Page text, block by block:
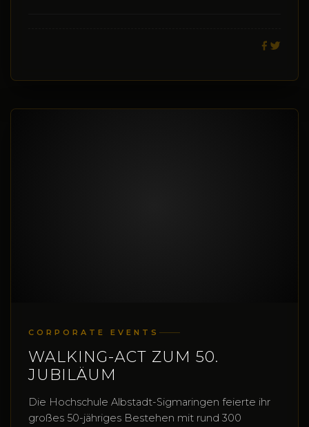
CORPORATE EVENTS
WALKING-ACT ZUM 50.
JUBILÄUM
Die Hochschule Albstadt-Sigmaringen feierte ihr
großes 50-jähriges Bestehen mit rund 300